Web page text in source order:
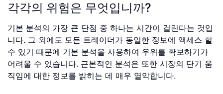
각각의 위험은 무엇입니까?
기본 분석의 가장 큰 단점 중 하나는 시간이 걸린다는 것입
니다. 그 외에도 모든 트레이더가 동일한 정보에 액세스 할
수 있기 때문에 기본 분석을 사용하여 우위를 확보하기가
어려울 수 있습니다. 근본적인 분석은 또한 시장의 단기 움
직임에 대한 정보를 밝히는 데 매우 열악합니다.